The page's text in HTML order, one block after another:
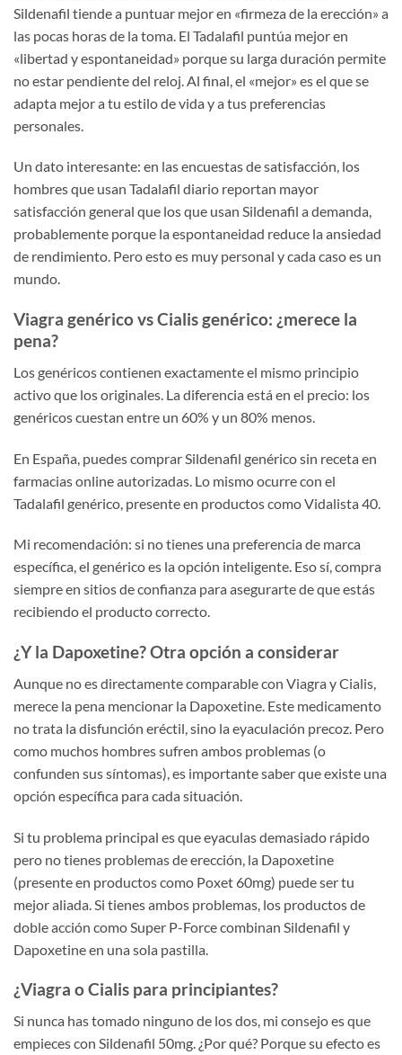
Sildenafil tiende a puntuar mejor en «firmeza de la erección» a
las pocas horas de la toma. El Tadalafil puntúa mejor en
«libertad y espontaneidad» porque su larga duración permite
no estar pendiente del reloj. Al final, el «mejor» es el que se
adapta mejor a tu estilo de vida y a tus preferencias
personales.
Un dato interesante: en las encuestas de satisfacción, los
hombres que usan Tadalafil diario reportan mayor
satisfacción general que los que usan Sildenafil a demanda,
probablemente porque la espontaneidad reduce la ansiedad
de rendimiento. Pero esto es muy personal y cada caso es un
mundo.
Viagra genérico vs Cialis genérico: ¿merece la
pena?
Los genéricos contienen exactamente el mismo principio
activo que los originales. La diferencia está en el precio: los
genéricos cuestan entre un 60% y un 80% menos.
En España, puedes comprar Sildenafil genérico sin receta en
farmacias online autorizadas. Lo mismo ocurre con el
Tadalafil genérico, presente en productos como Vidalista 40.
Mi recomendación: si no tienes una preferencia de marca
específica, el genérico es la opción inteligente. Eso sí, compra
siempre en sitios de confianza para asegurarte de que estás
recibiendo el producto correcto.
¿Y la Dapoxetine? Otra opción a considerar
Aunque no es directamente comparable con Viagra y Cialis,
merece la pena mencionar la Dapoxetine. Este medicamento
no trata la disfunción eréctil, sino la eyaculación precoz. Pero
como muchos hombres sufren ambos problemas (o
confunden sus síntomas), es importante saber que existe una
opción específica para cada situación.
Si tu problema principal es que eyaculas demasiado rápido
pero no tienes problemas de erección, la Dapoxetine
(presente en productos como Poxet 60mg) puede ser tu
mejor aliada. Si tienes ambos problemas, los productos de
doble acción como Super P-Force combinan Sildenafil y
Dapoxetine en una sola pastilla.
¿Viagra o Cialis para principiantes?
Si nunca has tomado ninguno de los dos, mi consejo es que
empieces con Sildenafil 50mg. ¿Por qué? Porque su efecto es